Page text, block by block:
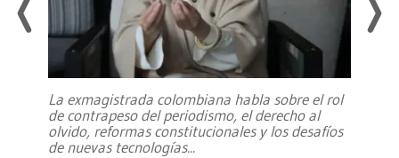
La exmagistrada colombiana habla sobre el rol
de contrapeso del periodismo, el derecho al
olvido, reformas constitucionales y los desafíos
de nuevas tecnologías...